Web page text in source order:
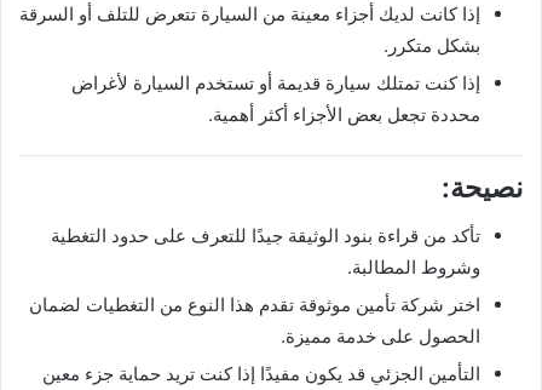
إذا كانت لديك أجزاء معينة من السيارة تتعرض للتلف أو السرقة
بشكل متكرر.
إذا كنت تمتلك سيارة قديمة أو تستخدم السيارة لأغراض
محددة تجعل بعض الأجزاء أكثر أهمية.
نصيحة:
تأكد من قراءة بنود الوثيقة جيدًا للتعرف على حدود التغطية
وشروط المطالبة.
اختر شركة تأمين موثوقة تقدم هذا النوع من التغطيات لضمان
الحصول على خدمة مميزة.
التأمين الجزئي قد يكون مفيدًا إذا كنت تريد حماية جزء معين